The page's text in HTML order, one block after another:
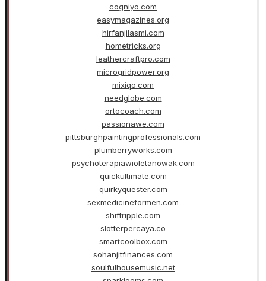
cogniyo.com
easymagazines.org
hirfanjilasmi.com
hometricks.org
leathercraftpro.com
microgridpower.org
mixiqo.com
needglobe.com
ortocoach.com
passionawe.com
pittsburghpaintingprofessionals.com
plumberryworks.com
psychoterapiawioletanowak.com
quickultimate.com
quirkyquester.com
sexmedicineformen.com
shiftripple.com
slotterpercaya.co
smartcoolbox.com
sohanjitfinances.com
soulfulhousemusic.net